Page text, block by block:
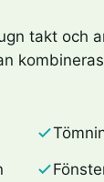
takt och